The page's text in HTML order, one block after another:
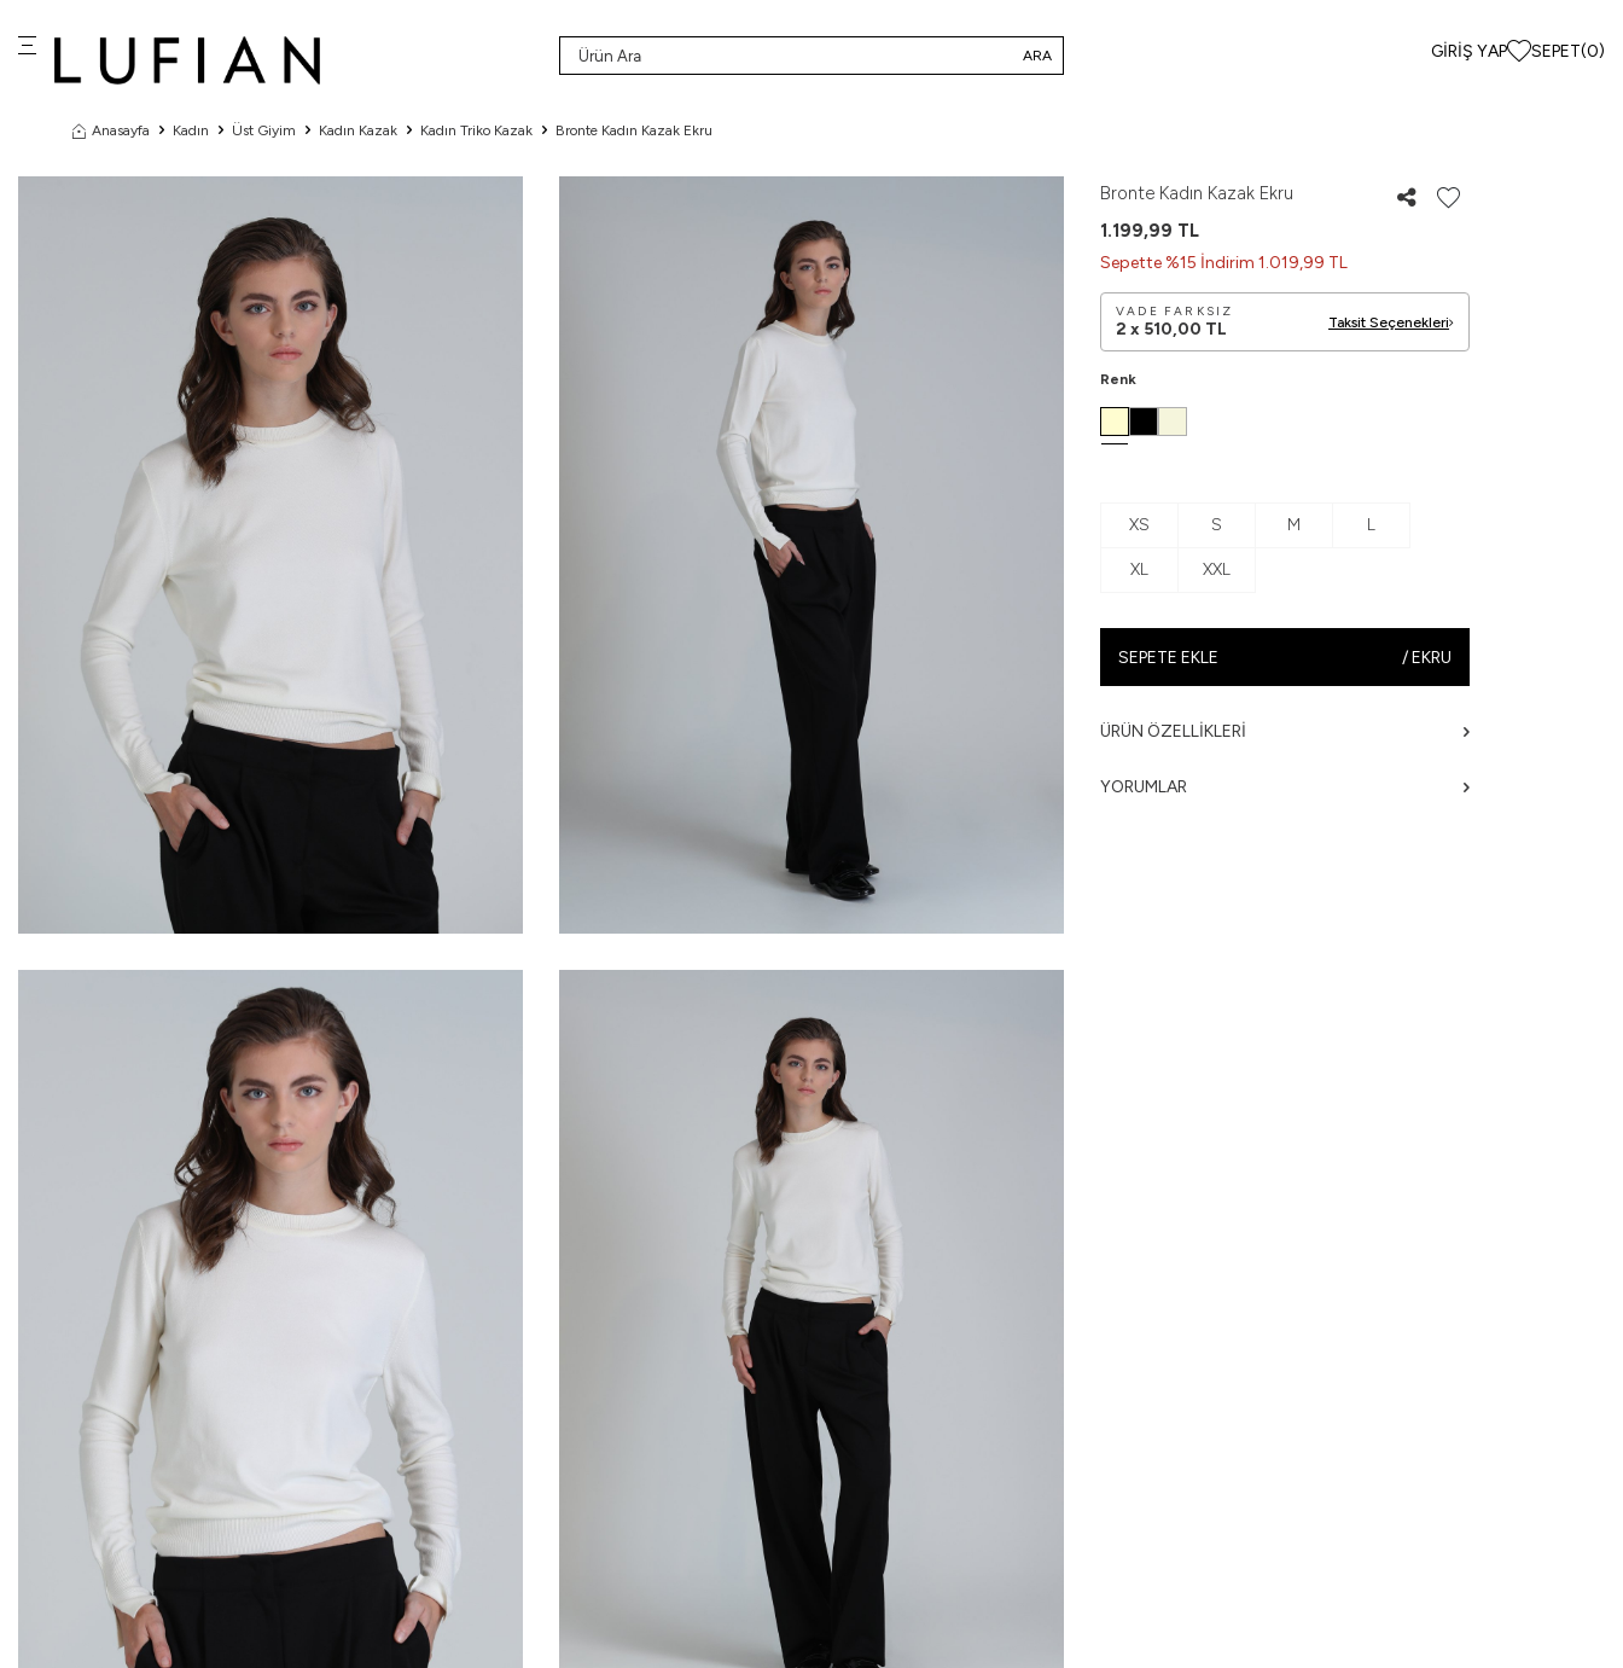
ARA GIRIŞ YAP SEPET(0)
Anasayfa Kadın Üst Giyim Kadın Kazak Kadın Triko Kazak Bronte Kadın Kazak Ekru
Bronte Kadın Kazak Ekru
1.199,99 TL
Sepette %15 İndirim 1.019,99 TL
VADE FARKSIZ
2 x 510,00 TL Taksit Seçenekleri
Renk
XS S M L
XL XXL
SEPETE EKLE /EKRU
ÜRÜN ÖZELLIKLERI
YORUMLAR